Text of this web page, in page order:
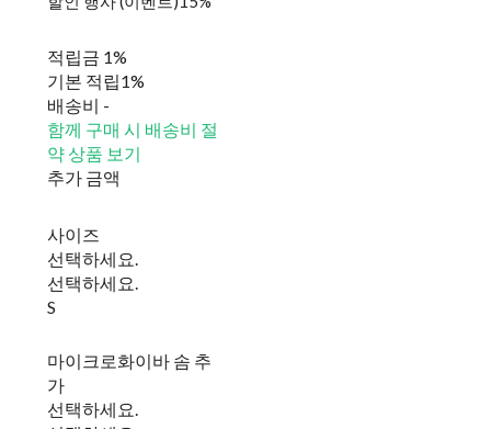
적립금 1%
기본 적립1%
배송비 -
함께 구매 시 배송비 절
약 상품 보기
추가 금액
사이즈
선택하세요.
선택하세요.
S
마이크로화이바 솜 추
가
선택하세요.